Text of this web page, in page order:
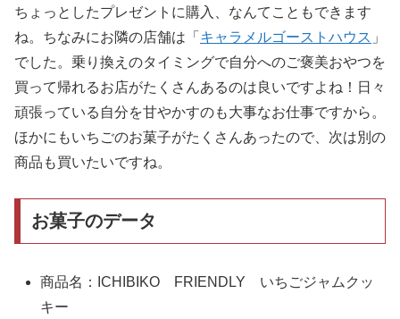
ちょっとしたプレゼントに購入、なんてこともできます
ね。ちなみにお隣の店舗は「 キャラメルゴーストハウス 」
でした。乗り換えのタイミングで自分へのご褒美おやつを
買って帰れるお店がたくさんあるのは良いですよね！日々
頑張っている自分を甘やかすのも大事なお仕事ですから。
ほかにもいちごのお菓子がたくさんあったので、次は別の
商品も買いたいですね。
お菓子のデータ
商品名：ICHIBIKO FRIENDLY いちごジャムクッ
キー